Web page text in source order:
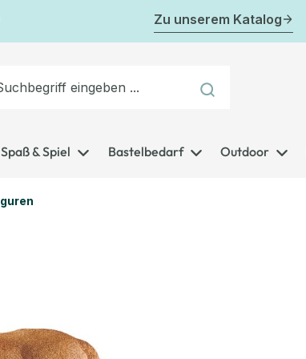
Zu unserem Katalog
Spaß & Spiel Bastelbedarf Outdoor